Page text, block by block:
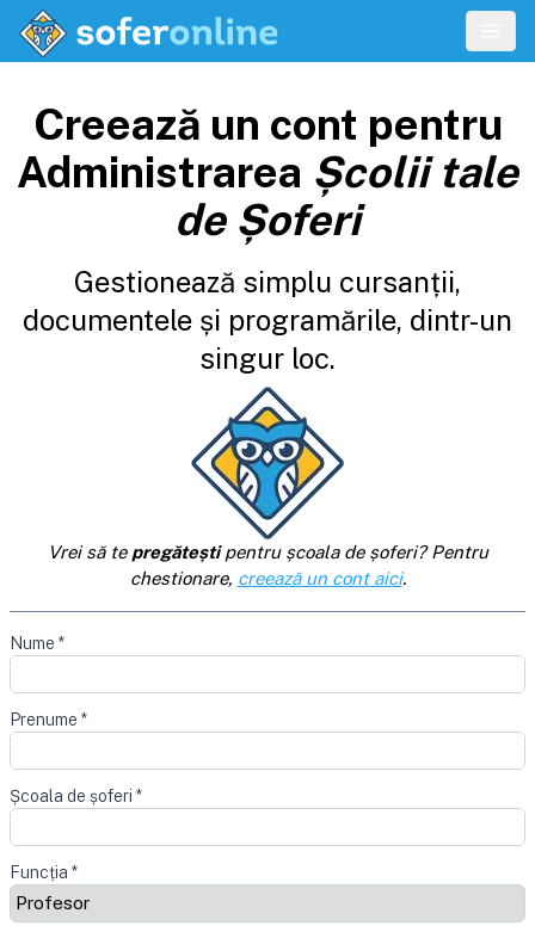
Creează un cont pentru
Administrarea Școlii tale
de Șoferi
Gestionează simplu cursanții,
documentele și programările, dintr-un
singur loc.
Vrei să te pregăteștipentru școala de șoferi? Pentru
chestionare, creează un cont aici.
Nume *
Prenume *
Școala de șoferi *
Funcția *